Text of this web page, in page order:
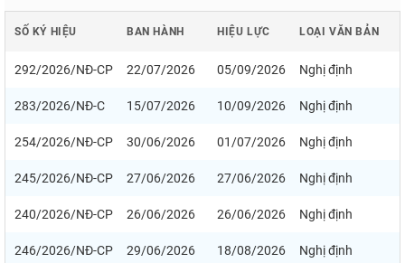
SỐ KÝ HIỆU BAN HÀNH HIỆU LỰC LOẠI VĂN BẢN
292/2026/NĐ-CP 22/07/2026 05/09/2026 Nghị định
283/2026/NĐ-C 15/07/2026 10/09/2026 Nghị định
254/2026/NĐ-CP 30/06/2026 01/07/2026 Nghị định
245/2026/NĐ-CP 27/06/2026 27/06/2026 Nghị định
240/2026/NĐ-CP 26/06/2026 26/06/2026 Nghị định
246/2026/NĐ-CP 29/06/2026 18/08/2026 Nghị định